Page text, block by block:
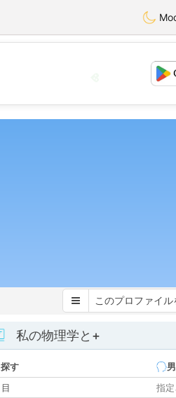
このプロファイ
私の物理学と+
探す
男
目
指